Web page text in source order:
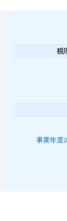
税
事業年度